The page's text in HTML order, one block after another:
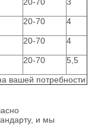
20-70 4
20-70 4
20-70 5,5
вашей потребности
и мы